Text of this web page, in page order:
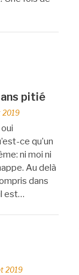
pitié
2019
ce qu’un
ni moi ni
Au delà
dans
est…
2019